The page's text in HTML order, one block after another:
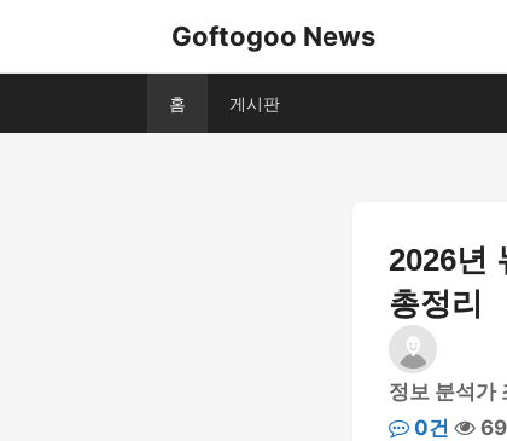
Goftogoo News
홈 게시판
2026년
총정리
정보 분석가
0건
69